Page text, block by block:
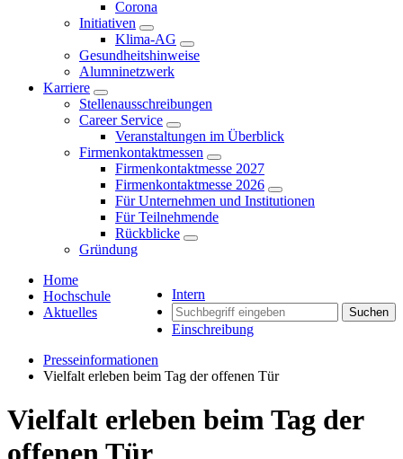
Corona
Initiativen
Klima-AG
Gesundheitshinweise
Alumninetzwerk
Karriere
Stellenausschreibungen
Career Service
Veranstaltungen im Überblick
Firmenkontaktmessen
Firmenkontaktmesse 2027
Firmenkontaktmesse 2026
Für Unternehmen und Institutionen
Für Teilnehmende
Rückblicke
Gründung
Intern
Suchen
Einschreibung
Home
Hochschule
Aktuelles
Presseinformationen
Vielfalt erleben beim Tag der offenen Tür
Vielfalt erleben beim Tag der